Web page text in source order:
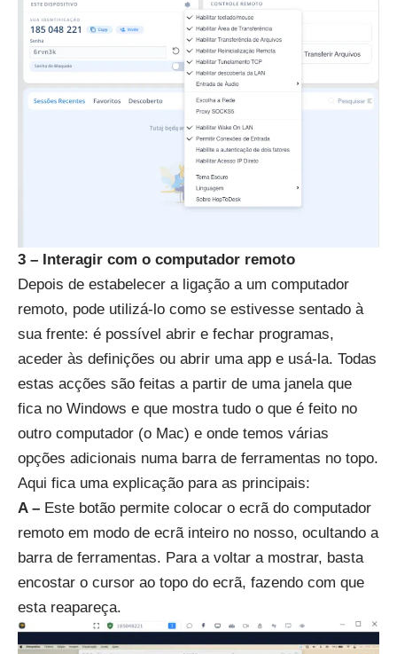
3 – Interagir com o computador remoto
Depois de estabelecer a ligação a um computador
remoto, pode utilizá-lo como se estivesse sentado à
sua frente: é possível abrir e fechar programas,
aceder às definições ou abrir uma app e usá-la. Todas
estas acções são feitas a partir de uma janela que
fica no Windows e que mostra tudo o que é feito no
outro computador (o Mac) e onde temos várias
opções adicionais numa barra de ferramentas no topo.
Aqui fica uma explicação para as principais:
A – Este botão permite colocar o ecrã do computador
remoto em modo de ecrã inteiro no nosso, ocultando a
barra de ferramentas. Para a voltar a mostrar, basta
encostar o cursor ao topo do ecrã, fazendo com que
esta reapareça.